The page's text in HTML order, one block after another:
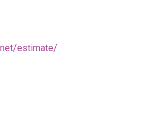
estimate/